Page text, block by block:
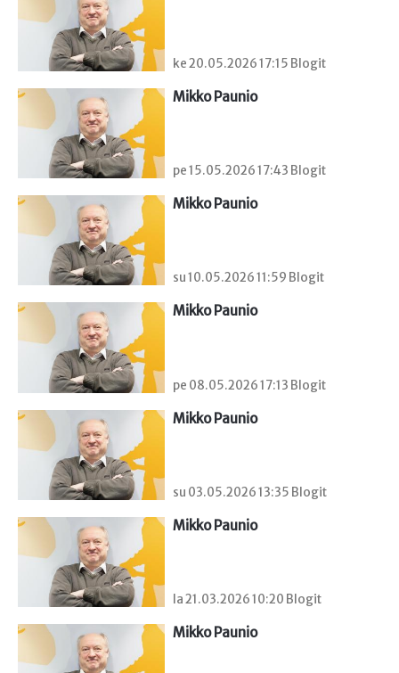
ke 20.05.2026 17:15 Blogit
Mikko Paunio
pe 15.05.2026 17:43 Blogit
Mikko Paunio
su 10.05.2026 11:59 Blogit
Mikko Paunio
pe 08.05.2026 17:13 Blogit
Mikko Paunio
su 03.05.2026 13:35 Blogit
Mikko Paunio
la 21.03.2026 10:20 Blogit
Mikko Paunio